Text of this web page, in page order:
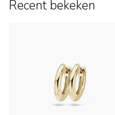
Recent bekeken